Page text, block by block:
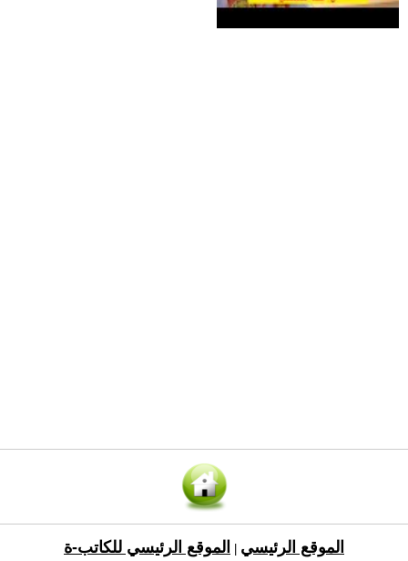
الموقع الرئيسي الموقع الرئيسي للكاتب-ة